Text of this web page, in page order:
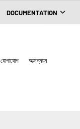
DOCUMENTATION
যোগাযোগ আত্মন্নয়ন